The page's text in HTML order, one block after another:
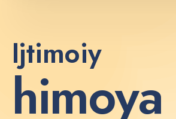
Ijtimoiy
himoya